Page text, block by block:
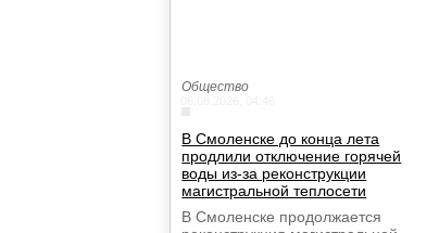
Общество
В Смоленске до конца лета
продлили отключение горячей
воды из-за реконструкции
магистральной теплосети
В Смоленске продолжается